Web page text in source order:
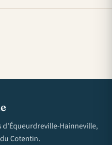
d'Équeurdreville-Hainneville,
Cotentin.